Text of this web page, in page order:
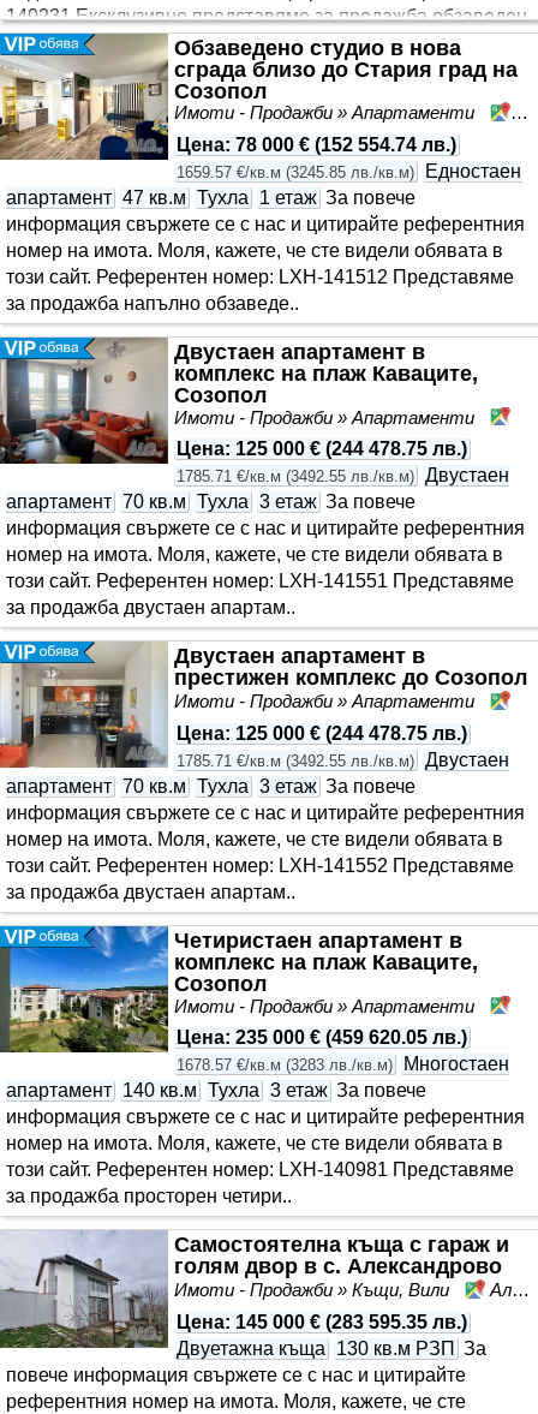
140231 Ексклузивно представяме за продажба обзаведен
двустаен апартамент в ултрамодерния комплекс в кв.
”Славейков”, Бургас. Местоположението на комплекса: до
Mall Galleria и плувен комплекс Арена, очна клиника и
парка, с отличен транспортен достъп от всички точки на
града. Имотът е с обща площ от 61 кв.м, разположен на 8-
и етаж в нова сграда с модерни общи части и два
високоскоростни асансьора. Разпределение: • антре/
коридор;..
Обзаведено студио в нова
сграда близо до Стария град на
Созопол
Имоти - Продажби » Апартаменти
Цена: 78 000 € (152 554.74 лв.)
1659.57 €/кв.м (3245.85 лв./кв.м)
Едностаен
апартамент 47 кв.м Тухла 1 етаж За повече
информация свържете се с нас и цитирайте референтния
номер на имота. Моля, кажете, че сте видeли обявата в
този сайт. Референтен номер: LXH-141512 Представяме
за продажба напълно обзаведе..
Двустаен апартамент в
комплекс на плаж Каваците,
Созопол
Имоти - Продажби » Апартаменти
Цена: 125 000 € (244 478.75 лв.)
1785.71 €/кв.м (3492.55 лв./кв.м) Двустаен
апартамент 70 кв.м Тухла 3 етаж За повече
информация свържете се с нас и цитирайте референтния
номер на имота. Моля, кажете, че сте видeли обявата в
този сайт. Референтен номер: LXH-141551 Представяме
за продажба двустаен апартам..
Двустаен апартамент в
престижен комплекс до Созопол
Имоти - Продажби » Апартаменти
Цена: 125 000 € (244 478.75 лв.)
1785.71 €/кв.м (3492.55 лв./кв.м) Двустаен
апартамент 70 кв.м Тухла 3 етаж За повече
информация свържете се с нас и цитирайте референтния
номер на имота. Моля, кажете, че сте видeли обявата в
този сайт. Референтен номер: LXH-141552 Представяме
за продажба двустаен апартам..
Четиристаен апартамент в
комплекс на плаж Каваците,
Созопол
Имоти - Продажби » Апартаменти
Цена: 235 000 € (459 620.05 лв.)
1678.57 €/кв.м (3283 лв./кв.м)
Многостаен
апартамент 140 кв.м Тухла 3 етаж За повече
информация свържете се с нас и цитирайте референтния
номер на имота. Моля, кажете, че сте видeли обявата в
този сайт. Референтен номер: LXH-140981 Представяме
за продажба просторен четири..
Самостоятелна къща с гараж и
голям двор в с. Александрово
Имоти - Продажби » Къщи, Вили
Александрово, област Бургас
Цена: 145 000 € (283 595.35 лв.)
Двуетажна къща
130 кв.м РЗП За
повече информация свържете се с нас и цитирайте
референтния номер на имота. Моля, кажете, че сте